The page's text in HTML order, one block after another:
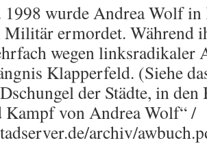
wurde Andrea Wolf
Militär ermordet. Während
wegen linksradikaler
Klapperfeld. (Siehe
der Städte, in den
Kampf von Andrea Wolf“ /
archiv/